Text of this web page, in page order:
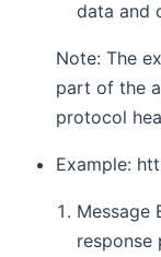
data and
Note: The
part of the
protocol
Example:
Message